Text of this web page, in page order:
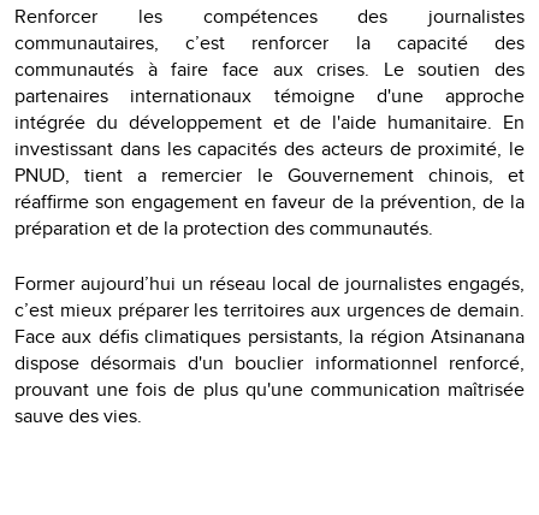
Renforcer les compétences des journalistes
communautaires, c’est renforcer la capacité des
communautés à faire face aux crises. Le soutien des
partenaires internationaux témoigne d'une approche
intégrée du développement et de l'aide humanitaire. En
investissant dans les capacités des acteurs de proximité, le
PNUD, tient a remercier le Gouvernement chinois, et
réaffirme son engagement en faveur de la prévention, de la
préparation et de la protection des communautés.
Former aujourd’hui un réseau local de journalistes engagés,
c’est mieux préparer les territoires aux urgences de demain.
Face aux défis climatiques persistants, la région Atsinanana
dispose désormais d'un bouclier informationnel renforcé,
prouvant une fois de plus qu'une communication maîtrisée
sauve des vies.